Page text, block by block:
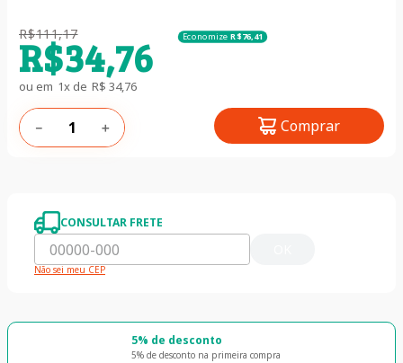
R$111,17 Economize R$76,41
R$34,76
ou em 1x de R$ 34,76
＋
－ Comprar
CONSULTAR FRETE
Não sei meu CEP
5% de desconto
5% de desconto na primeira compra